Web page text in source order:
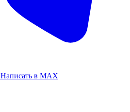
Написать в MAX